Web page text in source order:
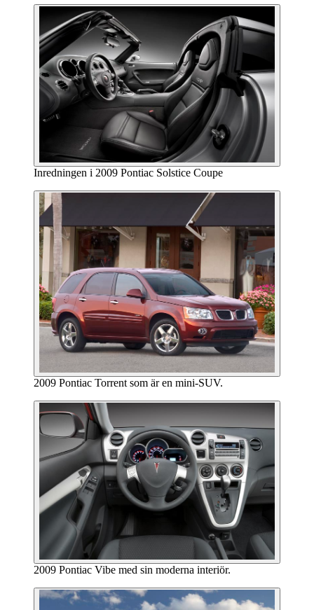
Inredningen i 2009 Pontiac Solstice Coupe
2009 Pontiac Torrent som är en mini-SUV.
2009 Pontiac Vibe med sin moderna interiör.